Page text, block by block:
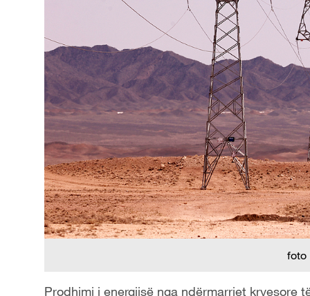
foto
Prodhimi i energjisë nga ndërmarrjet kryesore